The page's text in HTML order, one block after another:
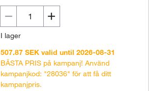
I lager
507.87 SEK valid until 2026-08-31
BÄSTA PRIS på kampanj! Använd
kampanjkod: "28036" för att få ditt
kampanjpris.